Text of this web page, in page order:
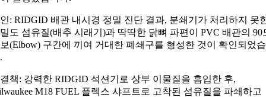
: RIDGID 배관 내시경 정밀 진단 결과, 분쇄기가 처리하지 못
도 섬유질(배추 시래기)과 딱딱한 닭뼈 파편이 PVC 배관의 90
(Elbow) 구간에 끼여 거대한 폐쇄구를 형성한 것이 확인되었
책: 강력한 RIDGID 석션기로 상부 이물질을 흡입한 후,
M18 FUEL 플렉스 샤프트로 고착된 섬유질을 파쇄하고